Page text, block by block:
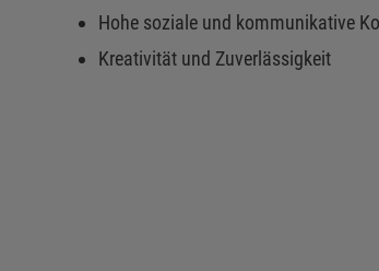
Hohe soziale und kommunikative
Kreativität und Zuverlässigkeit